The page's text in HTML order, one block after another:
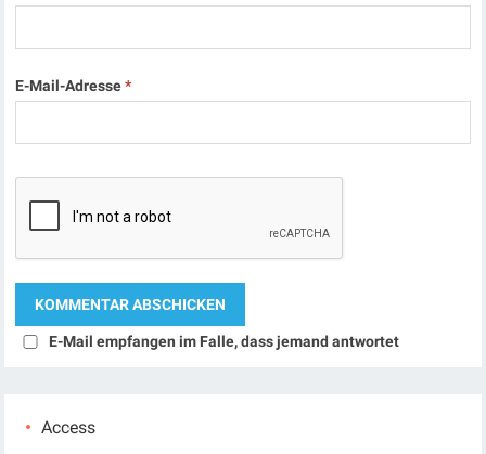
E-Mail-Adresse*
E-Mail empfangen im Falle, dass jemand antwortet
Access